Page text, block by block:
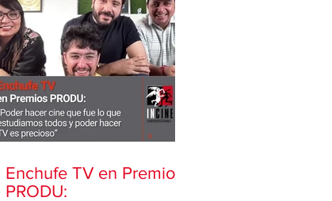
Enchufe TV en Premios
PRODU: